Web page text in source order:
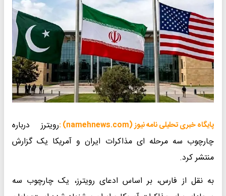
پایگاه خبری تحلیلی نامه نیوز (namehnews.com) :
رویترز درباره
چارچوب سه مرحله ای مذاکرات ایران و آمریکا یک گزارش
منتشر کرد.
به نقل از فارس، بر اساس ادعای رویترز، یک چارچوب سه